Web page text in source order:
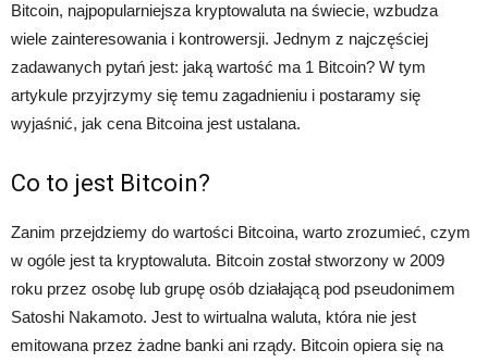
Bitcoin, najpopularniejsza kryptowaluta na świecie, wzbudza
wiele zainteresowania i kontrowersji. Jednym z najczęściej
zadawanych pytań jest: jaką wartość ma 1 Bitcoin? W tym
artykule przyjrzymy się temu zagadnieniu i postaramy się
wyjaśnić, jak cena Bitcoina jest ustalana.
Co to jest Bitcoin?
Zanim przejdziemy do wartości Bitcoina, warto zrozumieć, czym
w ogóle jest ta kryptowaluta. Bitcoin został stworzony w 2009
roku przez osobę lub grupę osób działającą pod pseudonimem
Satoshi Nakamoto. Jest to wirtualna waluta, która nie jest
emitowana przez żadne banki ani rządy. Bitcoin opiera się na